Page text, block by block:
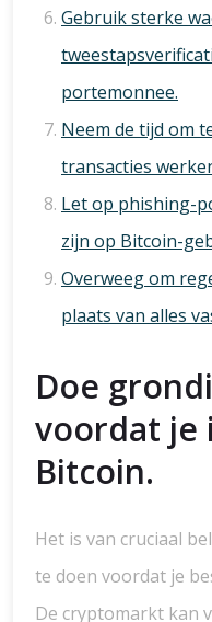
Gebruik sterke
portemonnee.
Neem de tijd om
transacties
Let op phishing-
zijn op Bitcoin-
Overweeg om
plaats van alles
Doe
voordat je
Bitcoin.
Het is van cruciaal
te doen voordat je
De cryptomarkt kan